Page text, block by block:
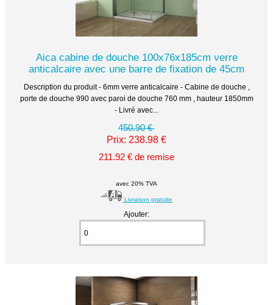
Aica cabine de douche 100x76x185cm verre
anticalcaire avec une barre de fixation de 45cm
Description du produit - 6mm verre anticalcaire - Cabine de douche ,
porte de douche 990 avec paroi de douche 760 mm , hauteur 1850mm
- Livré avec...
450.90 €
Prix: 238.98 €
211.92 € de remise
avec 20% TVA
Livraison gratuite
Ajouter: